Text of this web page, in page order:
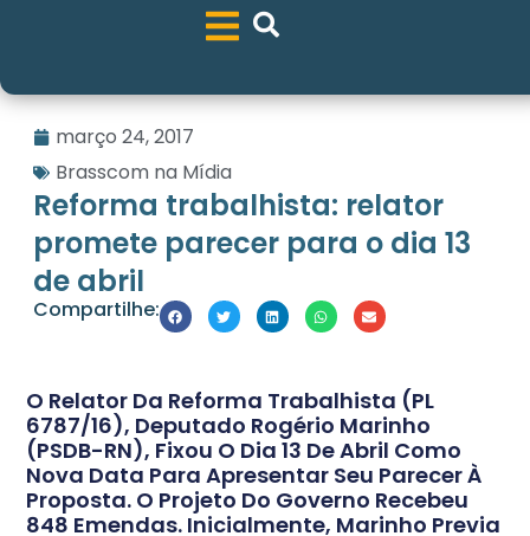
março 24, 2017
Brasscom na Mídia
Reforma trabalhista: relator
promete parecer para o dia 13
de abril
Compartilhe:
O Relator Da Reforma Trabalhista (PL
6787/16), Deputado Rogério Marinho
(PSDB-RN), Fixou O Dia 13 De Abril Como
Nova Data Para Apresentar Seu Parecer À
Proposta. O Projeto Do Governo Recebeu
848 Emendas. Inicialmente, Marinho Previa